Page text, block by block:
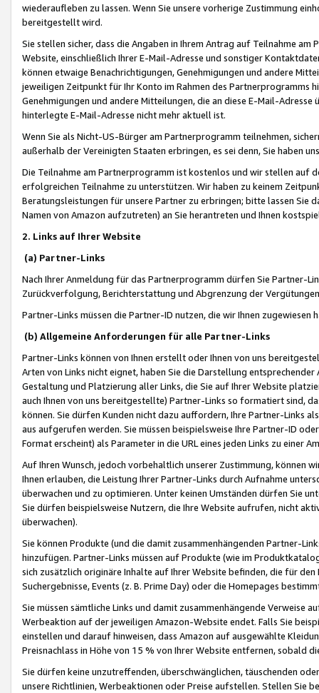
wiederaufleben zu lassen. Wenn Sie unsere vorherige Zustimmung
bereitgestellt wird.
Sie stellen sicher, dass die Angaben in Ihrem Antrag auf Teilnahme
Website, einschließlich Ihrer E-Mail-Adresse und sonstiger
können etwaige Benachrichtigungen, Genehmigungen und andere
jeweiligen Zeitpunkt für Ihr Konto im Rahmen des Partnerprogramms
Genehmigungen und andere Mitteilungen, die an diese E-Mail-
hinterlegte E-Mail-Adresse nicht mehr aktuell ist.
Wenn Sie als Nicht-US-Bürger am Partnerprogramm teilnehmen,
außerhalb der Vereinigten Staaten erbringen, es sei denn, Sie haben
Die Teilnahme am Partnerprogramm ist kostenlos und wir stellen auf
erfolgreichen Teilnahme zu unterstützen. Wir haben zu keinem
Beratungsleistungen für unsere Partner zu erbringen; bitte lassen Sie
Namen von Amazon aufzutreten) an Sie herantreten und Ihnen
2. Links auf Ihrer Website
(a) Partner-Links
Nach Ihrer Anmeldung für das Partnerprogramm dürfen Sie Partner-
Zurückverfolgung, Berichterstattung und Abgrenzung der
Partner-Links müssen die Partner-ID nutzen, die wir Ihnen zugewiesen
(b) Allgemeine Anforderungen für alle Partner-Links
Partner-Links können von Ihnen erstellt oder Ihnen von uns
Arten von Links nicht eignet, haben Sie die Darstellung
Gestaltung und Platzierung aller Links, die Sie auf Ihrer Website
auch Ihnen von uns bereitgestellte) Partner-Links so formatiert sind,
können. Sie dürfen Kunden nicht dazu auffordern, Ihre Partner-Links
aus aufgerufen werden. Sie müssen beispielsweise Ihre Partner-ID
Format erscheint) als Parameter in die URL eines jeden Links zu einer
Auf Ihren Wunsch, jedoch vorbehaltlich unserer Zustimmung, können
Ihnen erlauben, die Leistung Ihrer Partner-Links durch Aufnahme
überwachen und zu optimieren. Unter keinen Umständen dürfen Sie
Sie dürfen beispielsweise Nutzern, die Ihre Website aufrufen, nicht
überwachen).
Sie können Produkte (und die damit zusammenhängenden Partner-
hinzufügen. Partner-Links müssen auf Produkte (wie im
sich zusätzlich originäre Inhalte auf Ihrer Website befinden, die für
Suchergebnisse, Events (z. B. Prime Day) oder die Homepages
Sie müssen sämtliche Links und damit zusammenhängende
Werbeaktion auf der jeweiligen Amazon-Website endet. Falls Sie
einstellen und darauf hinweisen, dass Amazon auf ausgewählte
Preisnachlass in Höhe von 15 % von Ihrer Website entfernen, sobald
Sie dürfen keine unzutreffenden, überschwänglichen, täuschenden
unsere Richtlinien, Werbeaktionen oder Preise aufstellen. Stellen Sie